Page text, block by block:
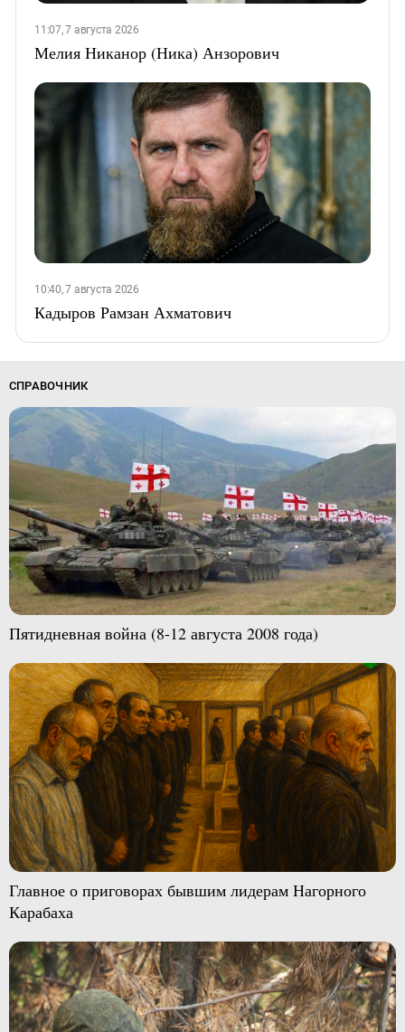
11:07, 7 августа 2026
Мелия Никанор (Ника) Анзорович
10:40, 7 августа 2026
Кадыров Рамзан Ахматович
СПРАВОЧНИК
Пятидневная война (8-12 августа 2008 года)
Главное о приговорах бывшим лидерам Нагорного
Карабаха